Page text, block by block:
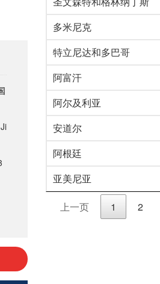
多米尼克
特立尼达和多巴哥
阿富汗
阿尔及利亚
安道尔
阿根廷
亚美尼亚
上一页 1 2